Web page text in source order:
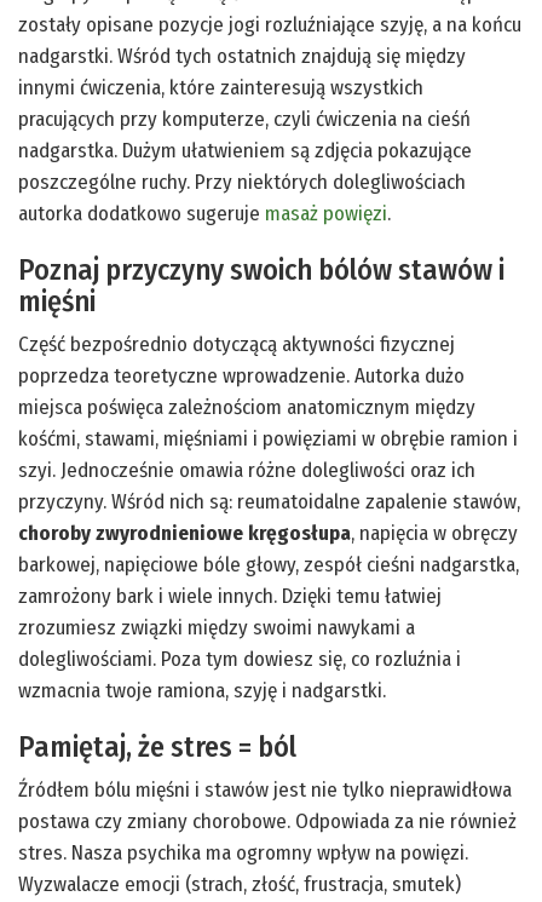
zostały opisane pozycje jogi rozluźniające szyję, a na końcu
nadgarstki. Wśród tych ostatnich znajdują się między
innymi ćwiczenia, które zainteresują wszystkich
pracujących przy komputerze, czyli ćwiczenia na cieśń
nadgarstka. Dużym ułatwieniem są zdjęcia pokazujące
poszczególne ruchy. Przy niektórych dolegliwościach
autorka dodatkowo sugeruje masaż powięzi.
Poznaj przyczyny swoich bólów stawów i
mięśni
Część bezpośrednio dotyczącą aktywności fizycznej
poprzedza teoretyczne wprowadzenie. Autorka dużo
miejsca poświęca zależnościom anatomicznym między
kośćmi, stawami, mięśniami i powięziami w obrębie ramion i
szyi. Jednocześnie omawia różne dolegliwości oraz ich
przyczyny. Wśród nich są: reumatoidalne zapalenie stawów,
choroby zwyrodnieniowe kręgosłupa, napięcia w obręczy
barkowej, napięciowe bóle głowy, zespół cieśni nadgarstka,
zamrożony bark i wiele innych. Dzięki temu łatwiej
zrozumiesz związki między swoimi nawykami a
dolegliwościami. Poza tym dowiesz się, co rozluźnia i
wzmacnia twoje ramiona, szyję i nadgarstki.
Pamiętaj, że stres = ból
Źródłem bólu mięśni i stawów jest nie tylko nieprawidłowa
postawa czy zmiany chorobowe. Odpowiada za nie również
stres. Nasza psychika ma ogromny wpływ na powięzi.
Wyzwalacze emocji (strach, złość, frustracja, smutek)